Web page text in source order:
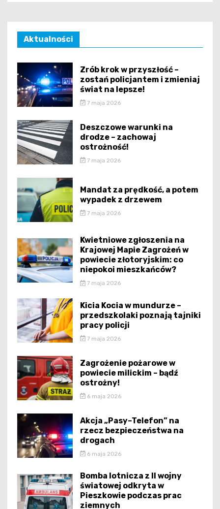
Aktualności
Zrób krok w przyszłość –
zostań policjantem i zmieniaj
świat na lepsze!
7 maja 2026
Deszczowe warunki na
drodze – zachowaj
ostrożność!
7 maja 2026
Mandat za prędkość, a potem
wypadek z drzewem
7 maja 2026
Kwietniowe zgłoszenia na
Krajowej Mapie Zagrożeń w
powiecie złotoryjskim: co
niepokoi mieszkańców?
7 maja 2026
Kicia Kocia w mundurze –
przedszkolaki poznają tajniki
pracy policji
7 maja 2026
Zagrożenie pożarowe w
powiecie milickim – bądź
ostrożny!
6 maja 2026
Akcja „Pasy–Telefon” na
rzecz bezpieczeństwa na
drogach
6 maja 2026
Bomba lotnicza z II wojny
światowej odkryta w
Pieszkowie podczas prac
ziemnych